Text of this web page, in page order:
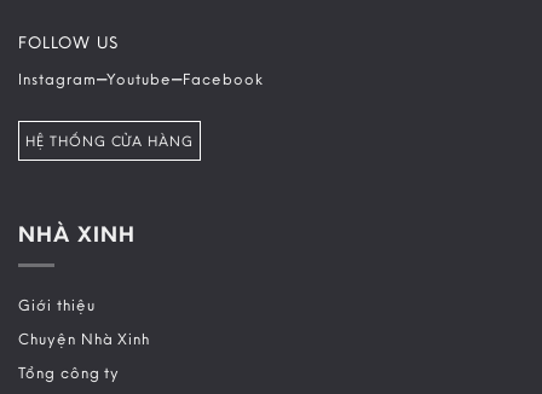
FOLLOW US
Instagram–Youtube–Facebook
HỆ THỐNG CỬA HÀNG
NHÀ XINH
Giới thiệu
Chuyện Nhà Xinh
Tổng công ty